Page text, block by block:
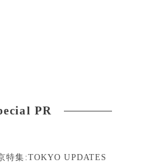
PR
特集:TOKYO UPDATES